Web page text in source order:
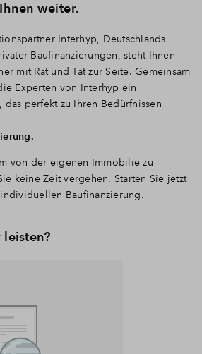
weiter.
Interhyp, Deutschlands
Baufinanzierungen, steht Ihnen
mit Rat und Tat zur Seite. Gemeinsam
Experten von Interhyp ein
das perfekt zu Ihren Bedürfnissen
von der eigenen Immobilie zu
keine Zeit vergehen. Starten Sie jetzt
Baufinanzierung.
leisten?